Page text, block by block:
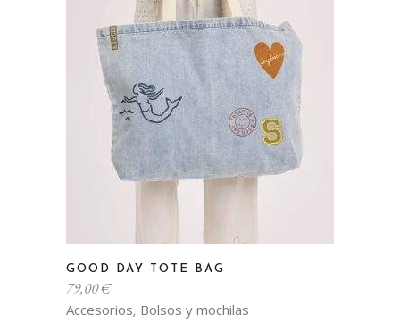
pueden
Accesorios, Bolsos y mochilas
GOOD DAY TOTE BAG
79,00€